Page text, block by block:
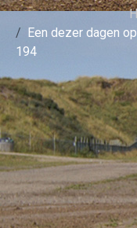
Een dezer dagen
194